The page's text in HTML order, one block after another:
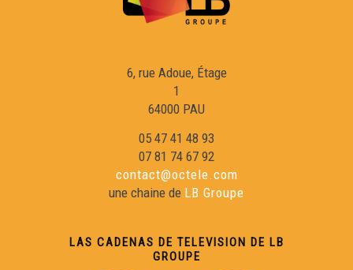
6, rue Adoue, Étage
1
64000 PAU
05 47 41 48 93
07 81 74 67 92
contact@octele.com
une chaine de LB Groupe
LAS CADENAS DE TELEVISION DE LB
GROUPE